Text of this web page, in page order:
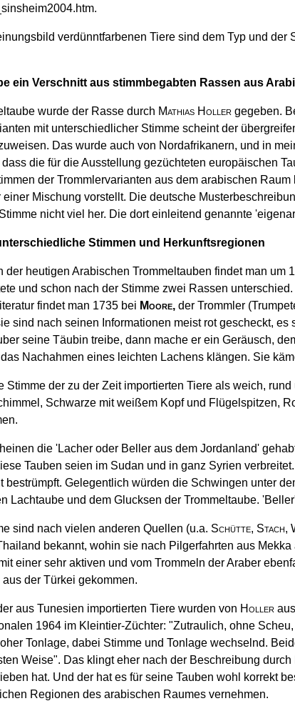
verdünntfarbenen Tiere sind dem Typ und
ein Verschnitt aus stimmbegabten Rassen aus
wurde der Rasse durch Mathias Holler gegeben.
mit unterschiedlicher Stimme scheint der
Das wurde auch von Nordafrikanern, und in
die für die Ausstellung gezüchteten europäischen
der Trommlervarianten aus dem arabischen
Mischung vorstellt. Die deutsche
nicht viel her. Die dort einleitend genannte
Stimmen und Herkunftsregionen
der heutigen Arabischen Trommeltauben findet man um
und schon nach der Stimme zwei Rassen
findet man 1735 bei Moore, der Trommler
sind nach seinen Informationen meist rot gescheckt,
seine Täubin treibe, dann mache er ein Geräusch,
Nachahmen eines leichten Lachens klängen. Sie
Stimme der zu der Zeit importierten Tiere als weich,
Schwarze mit weißem Kopf und Flügelspitzen,
die 'Lacher oder Beller aus dem Jordanland'
Tauben seien im Sudan und in ganz Syrien
bestrümpft. Gelegentlich würden die Schwingen unter
Lachtaube und dem Glucksen der Trommeltaube.
sind nach vielen anderen Quellen (u.a. Schütte, Stach,
bekannt, wohin sie nach Pilgerfahrten aus
einer sehr aktiven und vom Trommeln der Araber
der Türkei gekommen.
aus Tunesien importierten Tiere wurden von Holler
1964 im Kleintier-Züchter: "Zutraulich, ohne
Tonlage, dabei Stimme und Tonlage wechselnd.
Weise". Das klingt eher nach der Beschreibung durch
hat. Und der hat es für seine Tauben wohl korrekt
Regionen des arabischen Raumes vernehmen.